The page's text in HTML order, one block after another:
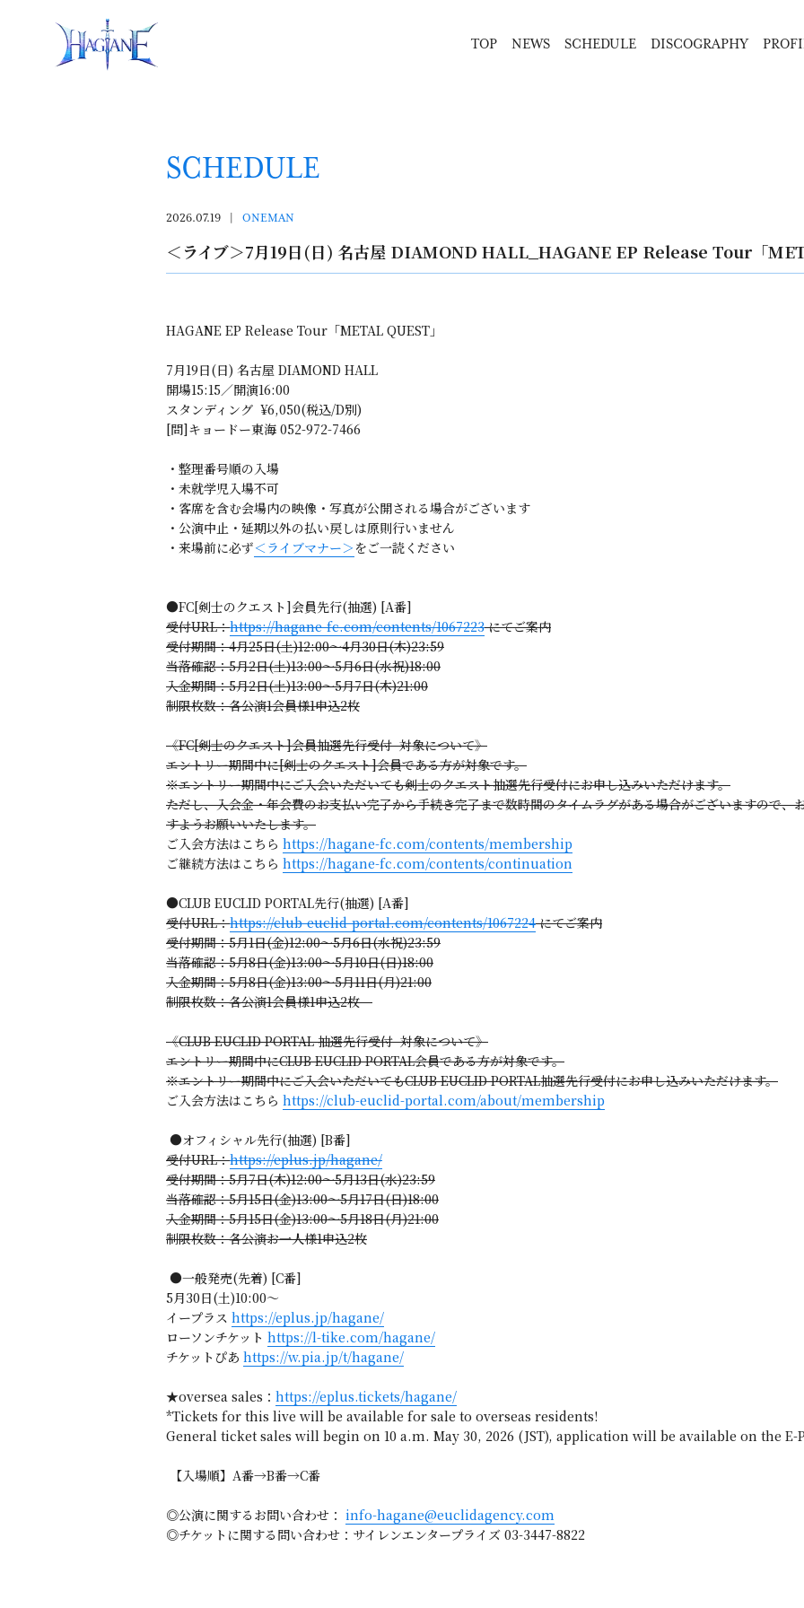
TOP NEWS SCHEDULE DISCOGRAPHY
SCHEDULE
2026.07.19 ONEMAN
＜ライブ＞7月19日(日) 名古屋 DIAMOND HALL_HAGANE EP Release Tour「
HAGANE EP Release Tour「METAL QUEST」
7月19日(日) 名古屋 DIAMOND HALL
開場15:15／開演16:00
スタンディング ¥6,050(税込/D別)
[問]キョードー東海 052-972-7466
・整理番号順の入場
・未就学児入場不可
・客席を含む会場内の映像・写真が公開される場合がございます
・公演中止・延期以外の払い戻しは原則行いません
・来場前に必ず＜ライブマナー＞ をご一読ください
●FC[剣士のクエスト]会員先行(抽選) [A番]
受付URL：https://hagane-fc.com/contents/1067223にてご案内
受付期間：4月25日(土)12:00～4月30日(木)23:59
当落確認：5月2日(土)13:00～5月6日(水祝)18:00
入金期間：5月2日(土)13:00～5月7日(木)21:00
制限枚数：各公演1会員様1申込2枚
《FC[剣士のクエスト]会員抽選先行受付 対象について》
エントリー期間中に[剣士のクエスト]会員である方が対象です。
※エントリー期間中にご入会いただいても剣士のクエスト抽選先行受付にお申し込みいただけます。
ただし、入会金・年会費のお支払い完了から手続き完了まで数時間のタイムラグがある場合がございますので、
すようお願いいたします。
ご入会方法はこちら https://hagane-fc.com/contents/membership
ご継続方法はこちら https://hagane-fc.com/contents/continuation
●CLUB EUCLID PORTAL先行(抽選) [A番]
受付URL：https://club-euclid-portal.com/contents/1067224にてご案内
受付期間：5月1日(金)12:00～5月6日(水祝)23:59
当落確認：5月8日(金)13:00～5月10日(日)18:00
入金期間：5月8日(金)13:00～5月11日(月)21:00
制限枚数：各公演1会員様1申込2枚
《CLUB EUCLID PORTAL 抽選先行受付 対象について》
エントリー期間中にCLUB EUCLID PORTAL会員である方が対象です。
※エントリー期間中にご入会いただいてもCLUB EUCLID PORTAL抽選先行受付にお申し込みいただけます。
ご入会方法はこちら https://club-euclid-portal.com/about/membership
●オフィシャル先行(抽選) [B番]
受付URL：https://eplus.jp/hagane/
受付期間：5月7日(木)12:00～5月13日(水)23:59
当落確認：5月15日(金)13:00～5月17日(日)18:00
入金期間：5月15日(金)13:00～5月18日(月)21:00
制限枚数：各公演お一人様1申込2枚
●一般発売(先着) [C番]
5月30日(土)10:00〜
イープラス https://eplus.jp/hagane/
ローソンチケット https://l-tike.com/hagane/
チケットぴあ https://w.pia.jp/t/hagane/
★oversea sales： https://eplus.tickets/hagane/
*Tickets for this live will be available for sale to overseas residents!
General ticket sales will begin on 10 a.m. May 30, 2026 (JST), application will be available on the E-
【入場順】A番→B番→C番
◎公演に関するお問い合わせ： info-hagane@euclidagency.com
◎チケットに関する問い合わせ：サイレンエンタープライズ 03-3447-8822